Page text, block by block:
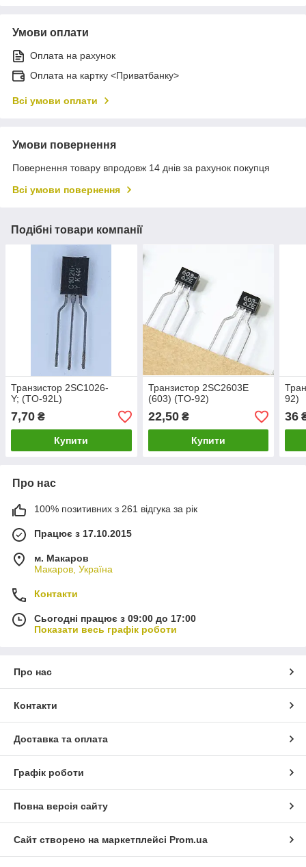
Умови оплати
Оплата на рахунок
Оплата на картку <Приватбанку>
Всі умови оплати
Умови повернення
Повернення товару впродовж 14 днів за рахунок покупця
Всі умови повернення
Подібні товари компанії
Транзистор 2SC1026-
Y; (TO-92L)
7,70 ₴
Купити
Транзистор 2SC2603E
(603) (TO-92)
22,50₴
Купити
92)
36
Про нас
100% позитивних з 261 відгука за рік
Працює з 17.10.2015
м. Макаров
Макаров, Україна
Контакти
Сьогодні працює з 09:00 до 17:00
Показати весь графік роботи
Про нас
Контакти
Доставка та оплата
Графік роботи
Повна версія сайту
Сайт створено на маркетплейсі Prom.ua